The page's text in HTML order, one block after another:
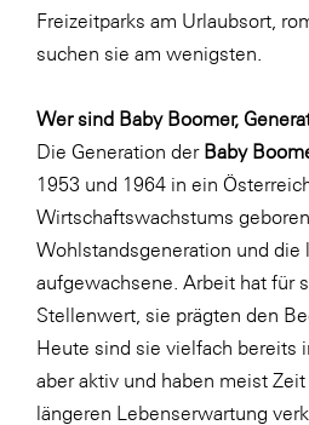
Freizeitparks am Urlaubsort,
suchen sie am wenigsten.
Wer sind Baby Boomer,
Die Generation der Baby
1953 und 1964 in ein
Wirtschaftswachstums
Wohlstandsgeneration und die
aufgewachsene. Arbeit hat für
Stellenwert, sie prägten den
Heute sind sie vielfach bereits
aber aktiv und haben meist
längeren Lebenserwartung